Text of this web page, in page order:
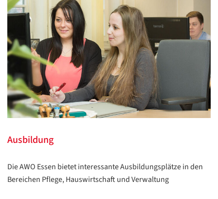
Ausbildung
Die AWO Essen bietet interessante Ausbildungsplätze in den
Bereichen Pflege, Hauswirtschaft und Verwaltung